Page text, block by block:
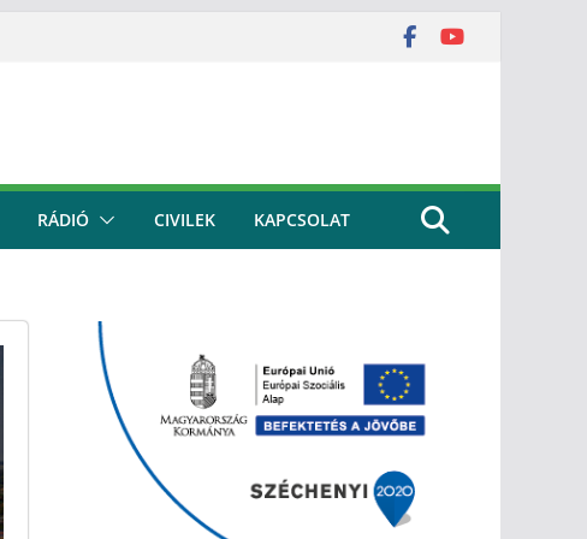
RÁDIÓ CIVILEK KAPCSOLAT